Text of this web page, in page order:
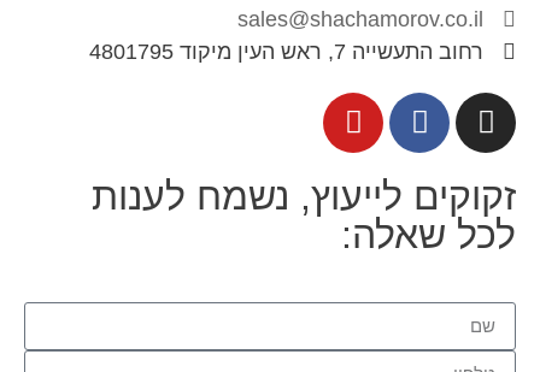
sales@shachamorov.co.il
רחוב התעשייה 7, ראש העין מיקוד 4801795
זקוקים לייעוץ, נשמח לענות
לכל שאלה: